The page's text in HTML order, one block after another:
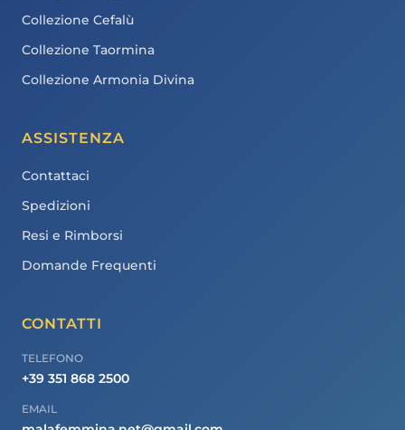
Collezione Cefalù
Collezione Taormina
Collezione Armonia Divina
ASSISTENZA
Contattaci
Spedizioni
Resi e Rimborsi
Domande Frequenti
CONTATTI
TELEFONO
+39 351 868 2500
EMAIL